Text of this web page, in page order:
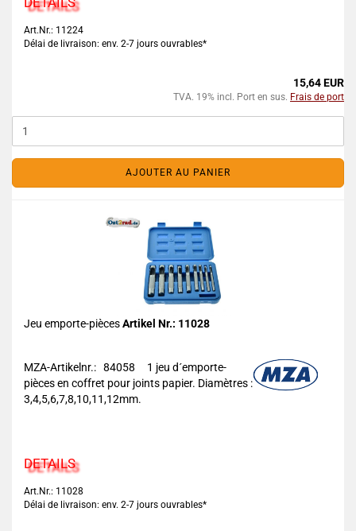
Art.Nr.: 11224
Délai de livraison: env. 2-7 jours ouvrables*
15,64 EUR
TVA. 19% incl. Port en sus. Frais de port
AJOUTER AU PANIER
Jeu emporte-piècesArtikel Nr.: 11028
MZA-Artikelnr.: 84058
1 jeu d´emporte-
pièces en coffret pour joints papier. Diamètres :
3,4,5,6,7,8,10,11,12mm.
DETAILS
Art.Nr.: 11028
Délai de livraison: env. 2-7 jours ouvrables*